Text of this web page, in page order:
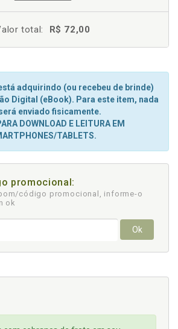
total: R$ 72,00
adquirindo (ou recebeu de brinde)
Digital (eBook). Para este item, nada
será enviado fisicamente.
DOWNLOAD E LEITURA EM
TABLETS.
promocional:
código promocional, informe-o
ok
Ok